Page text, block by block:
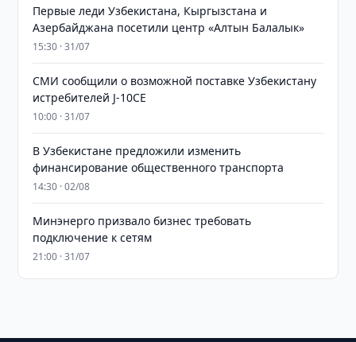
Первые леди Узбекистана, Кыргызстана и
Азербайджана посетили центр «Алтын Балалык»
15:30 · 31/07
СМИ сообщили о возможной поставке Узбекистану
истребителей J-10CE
10:00 · 31/07
В Узбекистане предложили изменить
финансирование общественного транспорта
14:30 · 02/08
Минэнерго призвало бизнес требовать
подключение к сетям
21:00 · 31/07